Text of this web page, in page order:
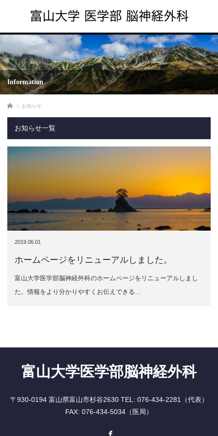
Information
ホーム お知らせ
お知らせ一覧
2019.06.01
ホームページをリニューアルしました。
富山大学医学部脳神経外科のホームページをリニューアルしまし
た。情報をより分かりやすくお伝えできる…
富山大学医学部脳神経外科
〒930-0194 富山県富山市杉谷2630 TEL: 076-434-2281（代表）
FAX: 076-434-5034（医局）